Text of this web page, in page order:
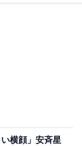
い横顔」安斉星